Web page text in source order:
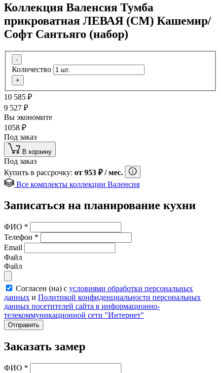
Коллекция Валенсия Тумба
прикроватная ЛЕВАЯ (СМ) Кашемир/
Софт Сантьяго (набор)
-
Количество
+
10 585 ₽
9 527 ₽
Вы экономите
1058 ₽
Под заказ
В корзину
Под заказ
Купить в рассрочку: от 953 ₽/ мес.
Все комплекты коллекции Валенсия
Записаться на планирование кухни
ФИО *
Телефон *
Email
Файл
Файл
Согласен (на) с условиями обработки персональных
данных и Политикой конфиденциальности персональных
данных посетителей сайта в информационно-
телекоммуникационной сети "Интернет"
Отправить
Заказать замер
ФИО *